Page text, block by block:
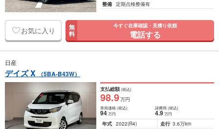
整備 定期点検整備有
お気に入り 無
料
今すぐ在庫確認・見積り依頼
電話する
日産
デイズ X （5BA-B43W）
支払総額(税込)
98.9万円
車両価格(税込)
94万円
諸費用 (税込)
4.9 万円
年式 2022(R4) 走行 3.6万km